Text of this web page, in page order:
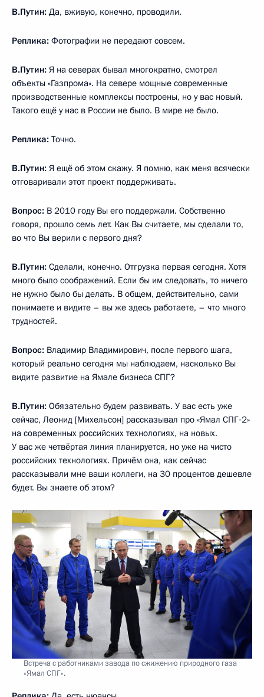
В.Путин: Да, вживую, конечно, проводили.
Реплика: Фотографии не передают совсем.
В.Путин: Я на северах бывал многократно, смотрел
объекты «Газпрома». На севере мощные современные
производственные комплексы построены, но у вас новый.
Такого ещё у нас в России не было. В мире не было.
Реплика: Точно.
В.Путин: Я ещё об этом скажу. Я помню, как меня всячески
отговаривали этот проект поддерживать.
Вопрос: В 2010 году Вы его поддержали. Собственно
говоря, прошло семь лет. Как Вы считаете, мы сделали то,
во что Вы верили с первого дня?
В.Путин: Сделали, конечно. Отгрузка первая сегодня. Хотя
много было соображений. Если бы им следовать, то ничего
не нужно было бы делать. В общем, действительно, сами
понимаете и видите – вы же здесь работаете, – что много
трудностей.
Вопрос: Владимир Владимирович, после первого шага,
который реально сегодня мы наблюдаем, насколько Вы
видите развитие на Ямале бизнеса СПГ?
В.Путин: Обязательно будем развивать. У вас есть уже
сейчас, Леонид [Михельсон] рассказывал про «Ямал СПГ‑2»
на современных российских технологиях, на новых.
У вас же четвёртая линия планируется, но уже на чисто
российских технологиях. Причём она, как сейчас
рассказывали мне ваши коллеги, на 30 процентов дешевле
будет. Вы знаете об этом?
Встреча с работниками завода по сжижению природного газа
«Ямал СПГ».